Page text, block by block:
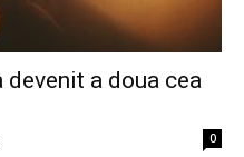
devenit a doua cea
0